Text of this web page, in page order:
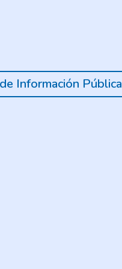
Información Pública